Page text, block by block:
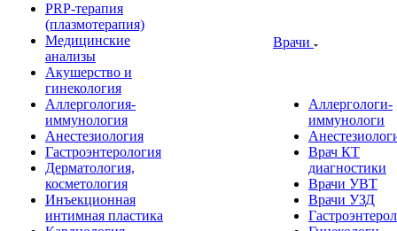
PRP-терапия
(плазмотерапия)
Медицинские
анализы
Акушерство и
гинекология
Аллергология-
иммунология
Анестезиология
Гастроэнтерология
Дерматология,
косметология
Инъекционная
интимная пластика
Врачи
Аллергологи-
иммунологи
Врач КТ
диагностики
Врачи УВТ
Врачи УЗД